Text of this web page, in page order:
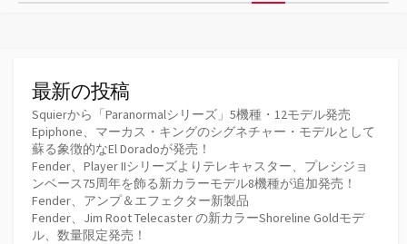
ペ
ー
ジ
送
り
最新の投稿
Squierから「Paranormalシリーズ」5機種・12モデル発売
Epiphone、マーカス・キングのシグネチャー・モデルとして
蘇る象徴的なEl Doradoが発売！
Fender、Player IIシリーズよりテレキャスター、プレシジョ
ンベース75周年を飾る新カラーモデル8機種が追加発売！
Fender、アンプ＆エフェクター新製品
Fender、Jim Root Telecaster の新カラーShoreline Goldモデ
ル、数量限定発売！